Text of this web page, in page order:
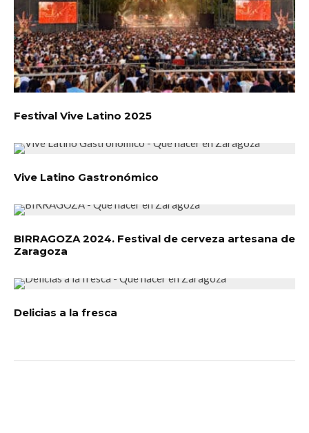
Festival Vive Latino 2025
Vive Latino Gastronómico
BIRRAGOZA 2024. Festival de cerveza artesana de
Zaragoza
Delicias a la fresca